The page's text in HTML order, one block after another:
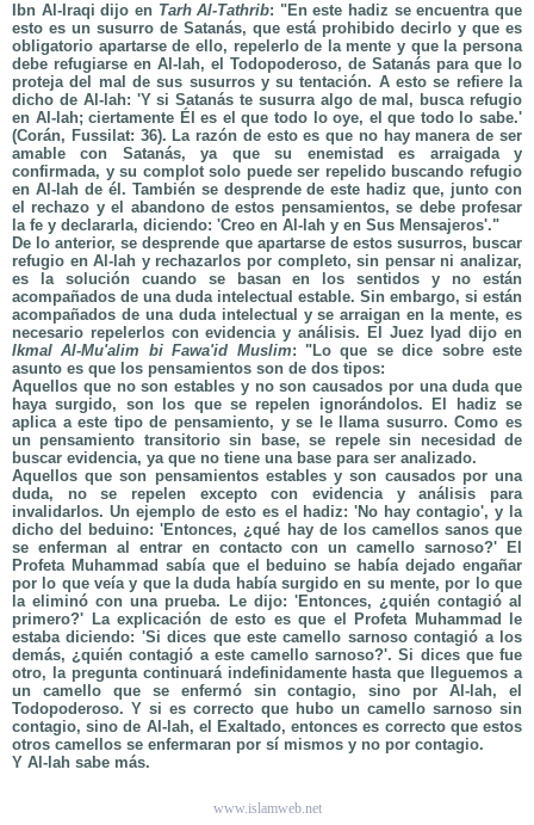
Ibn Al-Iraqi dijo en Tarh Al-Tathrib: "En este hadiz se encuentra que
esto es un susurro de Satanás, que está prohibido decirlo y que es
obligatorio apartarse de ello, repelerlo de la mente y que la persona
debe refugiarse en Al-lah, el Todopoderoso, de Satanás para que lo
proteja del mal de sus susurros y su tentación. A esto se refiere la
dicho de Al-lah: 'Y si Satanás te susurra algo de mal, busca refugio
en Al-lah; ciertamente Él es el que todo lo oye, el que todo lo sabe.'
(Corán, Fussilat: 36). La razón de esto es que no hay manera de ser
amable con Satanás, ya que su enemistad es arraigada y
confirmada, y su complot solo puede ser repelido buscando refugio
en Al-lah de él. También se desprende de este hadiz que, junto con
el rechazo y el abandono de estos pensamientos, se debe profesar
la fe y declararla, diciendo: 'Creo en Al-lah y en Sus Mensajeros'."
De lo anterior, se desprende que apartarse de estos susurros, buscar
refugio en Al-lah y rechazarlos por completo, sin pensar ni analizar,
es la solución cuando se basan en los sentidos y no están
acompañados de una duda intelectual estable. Sin embargo, si están
acompañados de una duda intelectual y se arraigan en la mente, es
necesario repelerlos con evidencia y análisis. El Juez Iyad dijo en
Ikmal Al-Mu'alim bi Fawa'id Muslim: "Lo que se dice sobre este
asunto es que los pensamientos son de dos tipos:
Aquellos que no son estables y no son causados por una duda que
haya surgido, son los que se repelen ignorándolos. El hadiz se
aplica a este tipo de pensamiento, y se le llama susurro. Como es
un pensamiento transitorio sin base, se repele sin necesidad de
buscar evidencia, ya que no tiene una base para ser analizado.
Aquellos que son pensamientos estables y son causados por una
duda, no se repelen excepto con evidencia y análisis para
invalidarlos. Un ejemplo de esto es el hadiz: 'No hay contagio', y la
dicho del beduino: 'Entonces, ¿qué hay de los camellos sanos que
se enferman al entrar en contacto con un camello sarnoso?' El
Profeta Muhammad sabía que el beduino se había dejado engañar
por lo que veía y que la duda había surgido en su mente, por lo que
la eliminó con una prueba. Le dijo: 'Entonces, ¿quién contagió al
primero?' La explicación de esto es que el Profeta Muhammad le
estaba diciendo: 'Si dices que este camello sarnoso contagió a los
demás, ¿quién contagió a este camello sarnoso?'. Si dices que fue
otro, la pregunta continuará indefinidamente hasta que lleguemos a
un camello que se enfermó sin contagio, sino por Al-lah, el
Todopoderoso. Y si es correcto que hubo un camello sarnoso sin
contagio, sino de Al-lah, el Exaltado, entonces es correcto que estos
otros camellos se enfermaran por sí mismos y no por contagio.
Y Al-lah sabe más.
www.islamweb.net